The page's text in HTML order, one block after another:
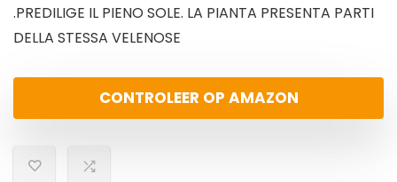
.PREDILIGE IL PIENO SOLE. LA PIANTA PRESENTA PARTI
DELLA STESSA VELENOSE
CONTROLEER OP AMAZON